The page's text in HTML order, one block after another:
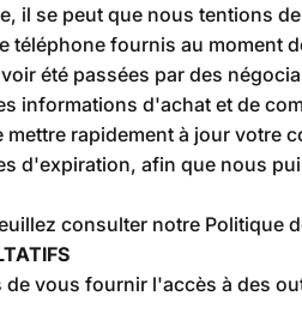
il se peut que nous tentions
téléphone fournis au moment
été passées par des
informations d'achat et de
rapidement à jour votre
d'expiration, afin que nous
consulter notre Politique
vous fournir l'accès à des